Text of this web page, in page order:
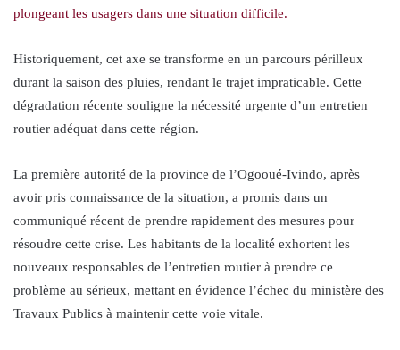
plongeant les usagers dans une situation difficile.
Historiquement, cet axe se transforme en un parcours périlleux
durant la saison des pluies, rendant le trajet impraticable. Cette
dégradation récente souligne la nécessité urgente d’un entretien
routier adéquat dans cette région.
La première autorité de la province de l’Ogooué-Ivindo, après
avoir pris connaissance de la situation, a promis dans un
communiqué récent de prendre rapidement des mesures pour
résoudre cette crise. Les habitants de la localité exhortent les
nouveaux responsables de l’entretien routier à prendre ce
problème au sérieux, mettant en évidence l’échec du ministère des
Travaux Publics à maintenir cette voie vitale.